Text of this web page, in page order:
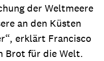
der Weltmeere
an den Küsten
erklärt Francisco
Brot für die Welt.